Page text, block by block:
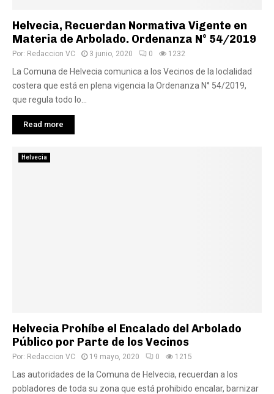
Helvecia, Recuerdan Normativa Vigente en
Materia de Arbolado. Ordenanza N° 54/2019
Por: Redaccion VC 3 junio, 2020 0 1232
La Comuna de Helvecia comunica a los Vecinos de la loclalidad
costera que está en plena vigencia la Ordenanza N° 54/2019,
que regula todo lo...
Read more
Helvecia
Helvecia Prohíbe el Encalado del Arbolado
Público por Parte de los Vecinos
Por: Redaccion VC 19 mayo, 2020 0 1215
Las autoridades de la Comuna de Helvecia, recuerdan a los
pobladores de toda su zona que está prohibido encalar, barnizar